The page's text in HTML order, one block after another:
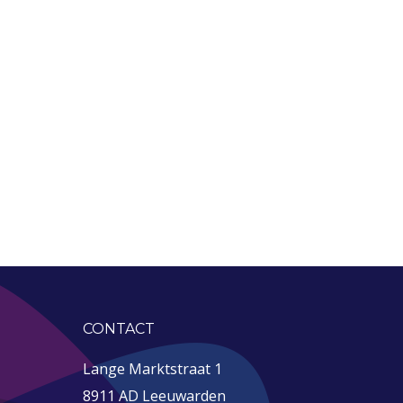
CONTACT
Lange Marktstraat 1
8911 AD Leeuwarden